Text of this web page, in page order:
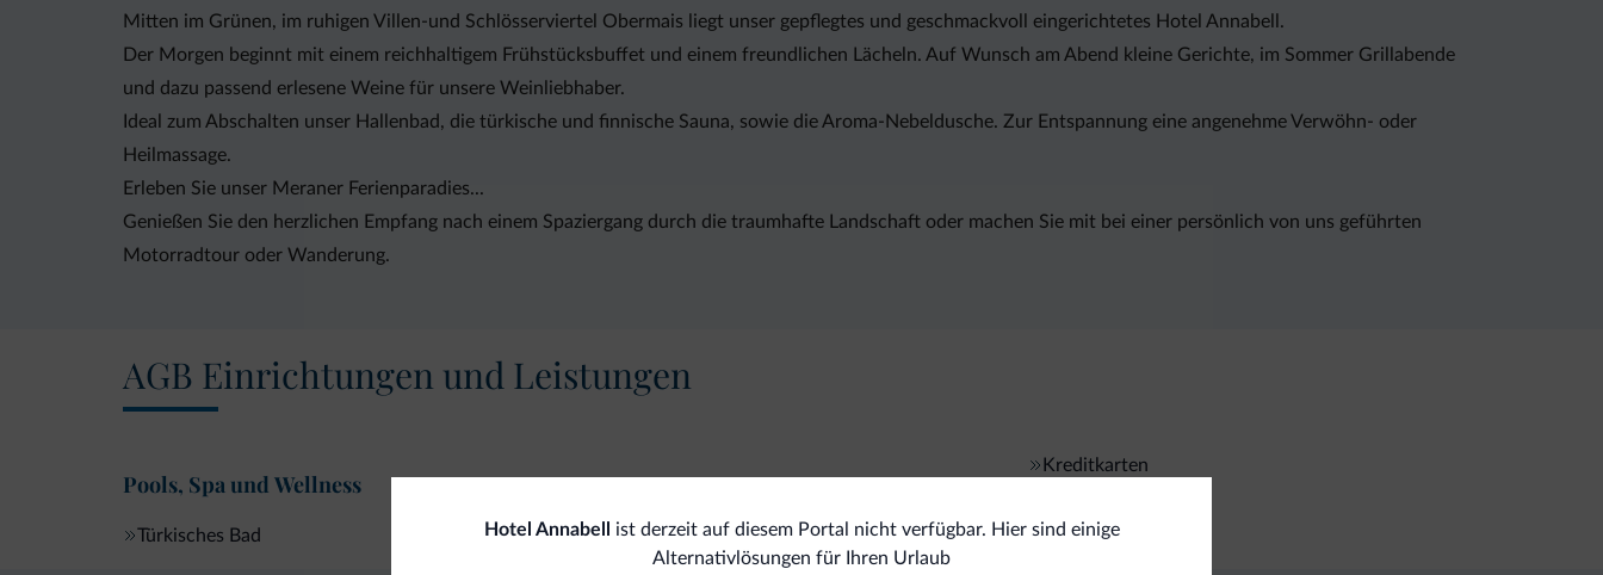
Mitten im Grünen, im ruhigen Villen-und Schlösserviertel Obermais liegt unser gepflegtes und geschmackvoll eingerichtetes Hotel Annabell.
Der Morgen beginnt mit einem reichhaltigem Frühstücksbuffet und einem freundlichen Lächeln. Auf Wunsch am Abend kleine Gerichte, im Sommer Grillabende
und dazu passend erlesene Weine für unsere Weinliebhaber.
Ideal zum Abschalten unser Hallenbad, die türkische und finnische Sauna, sowie die Aroma-Nebeldusche. Zur Entspannung eine angenehme Verwöhn- oder
Heilmassage.
Erleben Sie unser Meraner Ferienparadies...
Genießen Sie den herzlichen Empfang nach einem Spaziergang durch die traumhafte Landschaft oder machen Sie mit bei einer persönlich von uns geführten
Motorradtour oder Wanderung.
AGB Einrichtungen und Leistungen
Pools, Spa und Wellness
Türkisches Bad
Kreditkarten
Hotel Annabell
ist derzeit auf diesem Portal nicht verfügbar. Hier sind einige
Alternativlösungen für Ihren Urlaub